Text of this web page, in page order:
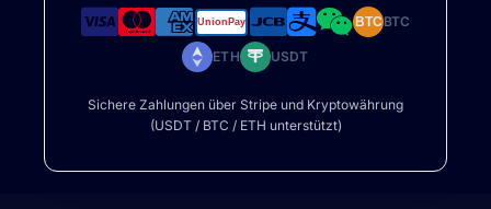
BTCBTC
ETH USDT
Sichere Zahlungen über Stripe und Kryptowährung
(USDT / BTC / ETH unterstützt)